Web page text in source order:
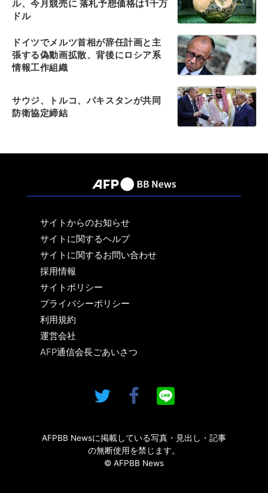
ル、今月競売に 落札予想価格は1千万
ドル
ドイツでメルツ首相が辞任計画と主
張する偽動画拡散、背後にロシア系
情報工作組織
サウジ、トルコ、パキスタンが共同
防衛協定締結
サイトからのお知らせ
サイトに関するヘルプ
サイトに関するお問い合わせ
採用情報
サイトポリシー
プライバシーポリシー
利用規約
運営会社
AFP通信会長ごあいさつ
AFPBB Newsに掲載している写真・見出し・記事
の無断使用を禁じます。
© AFPBB News